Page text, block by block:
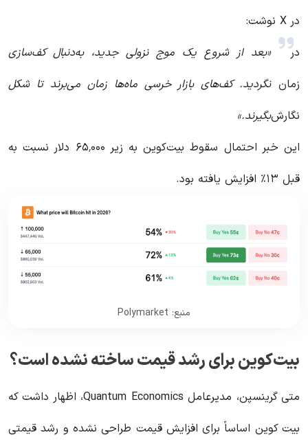
در X نوشت:
«بعد از شروع یک موج نزولی جدید، به‌دنبال کف‌سازی
نگردید. کف‌های بازار خرسی ماه‌ها زمان می‌برند تا شکل
بگیرند.»
در
زمان
نگارش
این خبر احتمال سقوط بیت‌کوین به زیر ۶۵٬۰۰۰ دلار نسبت به
قبل ۱۳٪ افزایش یافته بود.
منبع: Polymarket
بیت‌کوین برای رشد قیمت ساخته نشده است؟
متی گرینسپن، مدیرعامل Quantum Economics، اظهار داشت که
بیت کوین اساساً برای افزایش قیمت طراحی نشده و رشد قیمتی